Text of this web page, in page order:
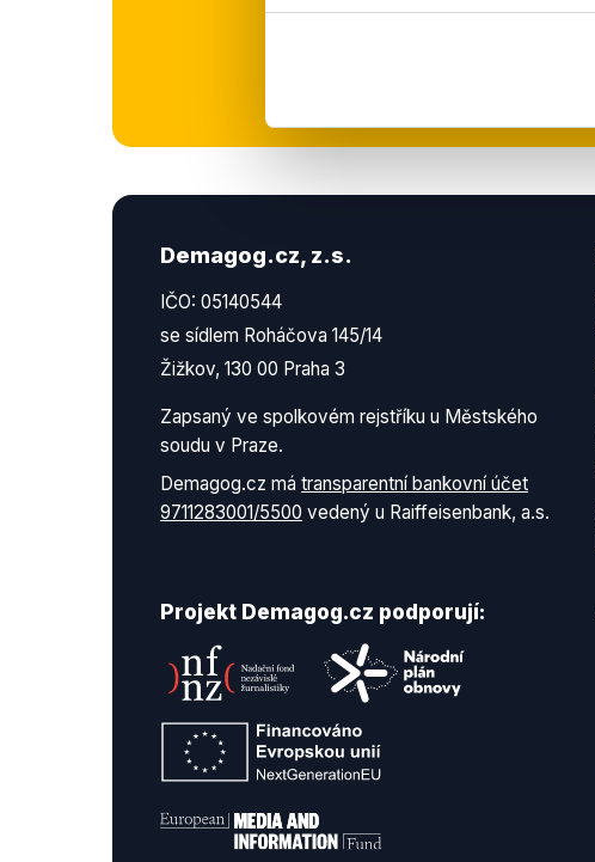
Demagog.cz, z.s.
IČO: 05140544
se sídlem Roháčova 145/14
Žižkov, 130 00 Praha 3
Zapsaný ve spolkovém rejstříku u Městského
soudu v Praze.
Demagog.cz má transparentní bankovní účet
9711283001/5500 vedený u Raiffeisenbank, a.s.
Projekt Demagog.cz podporují: